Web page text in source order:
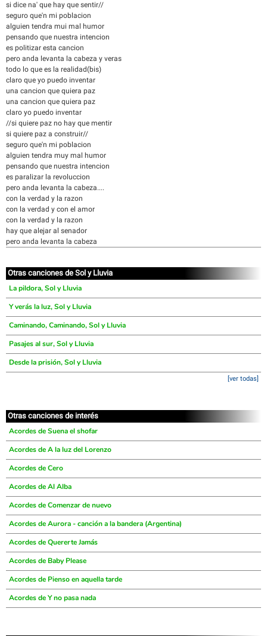
si dice na' que hay que sentir//
seguro que'n mi poblacion
alguien tendra mui mal humor
pensando que nuestra intencion
es politizar esta cancion
pero anda levanta la cabeza y veras
todo lo que es la realidad(bis)
claro que yo puedo inventar
una cancion que quiera paz
una cancion que quiera paz
claro yo puedo inventar
//si quiere paz no hay que mentir
si quiere paz a construir//
seguro que'n mi poblacion
alguien tendra muy mal humor
pensando que nuestra intencion
es paralizar la revoluccion
pero anda levanta la cabeza....
con la verdad y la razon
con la verdad y con el amor
con la verdad y la razon
hay que alejar al senador
pero anda levanta la cabeza
Otras canciones de Sol y Lluvia
La pildora, Sol y Lluvia
Y verás la luz, Sol y Lluvia
Caminando, Caminando, Sol y Lluvia
Pasajes al sur, Sol y Lluvia
Desde la prisión, Sol y Lluvia
[ver todas]
Otras canciones de interés
Acordes de Suena el shofar
Acordes de A la luz del Lorenzo
Acordes de Cero
Acordes de Al Alba
Acordes de Comenzar de nuevo
Acordes de Aurora - canción a la bandera (Argentina)
Acordes de Quererte Jamás
Acordes de Baby Please
Acordes de Pienso en aquella tarde
Acordes de Y no pasa nada